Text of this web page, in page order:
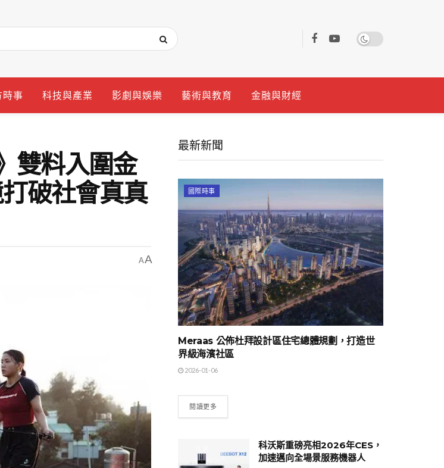
時事 科技與產業 影劇與娛樂 藝術與教育 金融與財經
雙料入圍金
破社會真真
AA
最新新聞
國際時事
Meraas 公佈杜拜設計區住宅總體規劃，打造世
界級海濱社區
2026-01-06
閱讀更多
科沃斯重磅亮相2026年CES，
加速邁向全場景服務機器人